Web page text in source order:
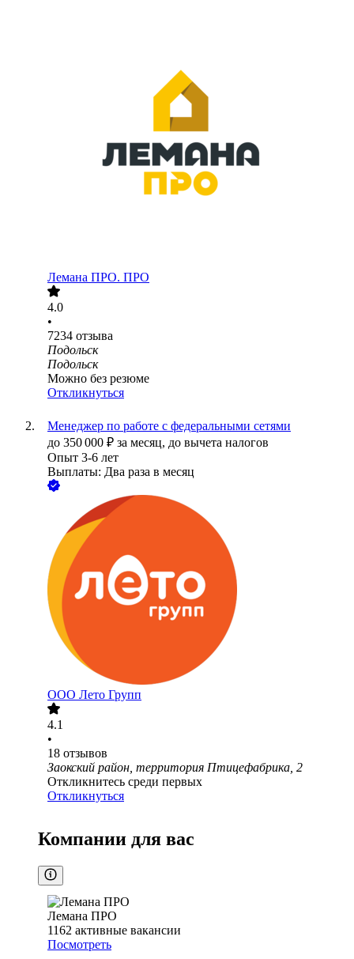
Лемана ПРО. ПРО
4.0
•
7234 отзыва
Подольск
Подольск
Можно без резюме
Откликнуться
Менеджер по работе с федеральными сетями
до 350 000 ₽ за месяц, до вычета налогов
Опыт 3-6 лет
Выплаты: Два раза в месяц
ООО Лето Групп
4.1
•
18 отзывов
Заокский район, территория Птицефабрика, 2
Откликнитесь среди первых
Откликнуться
Компании для вас
Лемана ПРО
1162 активные вакансии
Посмотреть